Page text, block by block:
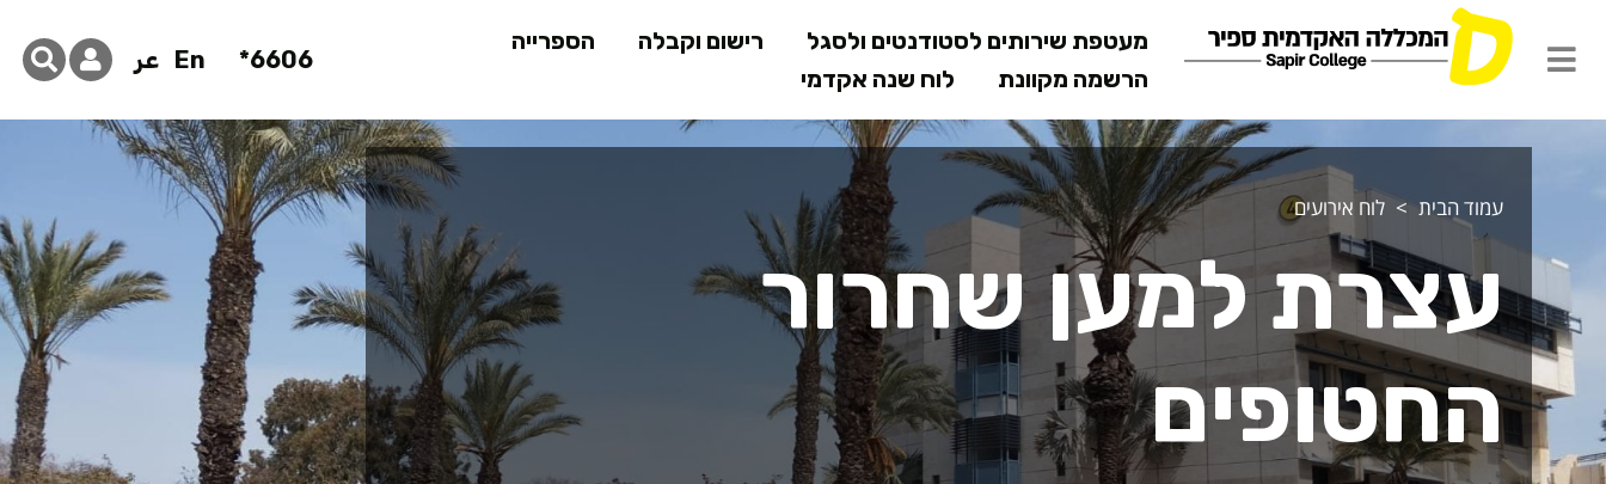
לתוכן
המרכזי
מעטפת שירותים לסטודנטים ולסגל רישום וקבלה
הספרייה
הרשמה מקוונת
לוח שנה אקדמי
6606*
En عر
עמוד הבית לוח אירועים
עצרת למען שחרור
החטופים